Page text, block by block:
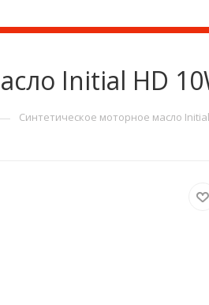
Initial HD
— Синтетическое моторное масло Initial